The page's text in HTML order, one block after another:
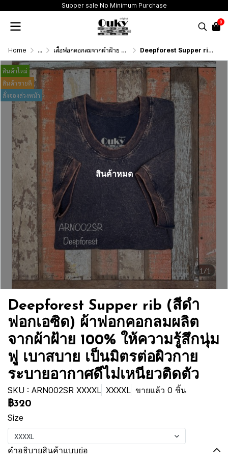
Supper sale No Minimum Purchase
0
Home ... เสื้อฟอกคอกลมจากผ้าฝ้าย 100% (T-Shirt Round Neck Vintage Washed Cotton 100%) Deepforest Supper rib (สีดำฟอกเอซิด) ผ้าฟอกคอกลมผลิตจากผ้าฝ้าย 100% ให้ความรู้สึกนุ่มฟู เบาสบาย เป็นมิตรต่อผิวกาย ระบายอากาศดีไม่เหนียวติดตัว
1/1
สินค้าใหม่
สินค้าขายดี
สั่งจองล่วงหน้า
สินค้าหมด
Deepforest Supper rib (สีดำ
ฟอกเอซิด) ผ้าฟอกคอกลมผลิต
จากผ้าฝ้าย 100% ให้ความรู้สึกนุ่ม
ฟู เบาสบาย เป็นมิตรต่อผิวกาย
ระบายอากาศดีไม่เหนียวติดตัว
SKU : ARN002SR XXXXL XXXXL ขายแล้ว 0 ชิ้น
฿320
Size
XXXXL
คำอธิบายสินค้าแบบย่อ